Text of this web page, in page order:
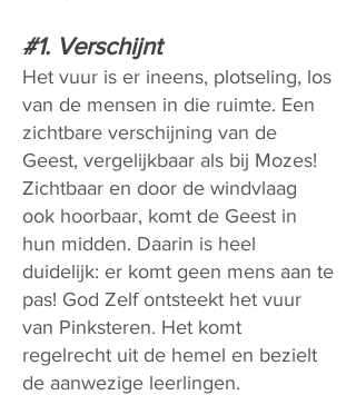
#1. Verschijnt
Het vuur is er ineens, plotseling, los
van de mensen in die ruimte. Een
zichtbare verschijning van de
Geest, vergelijkbaar als bij Mozes!
Zichtbaar en door de windvlaag
ook hoorbaar, komt de Geest in
hun midden. Daarin is heel
duidelijk: er komt geen mens aan te
pas! God Zelf ontsteekt het vuur
van Pinksteren. Het komt
regelrecht uit de hemel en bezielt
de aanwezige leerlingen.